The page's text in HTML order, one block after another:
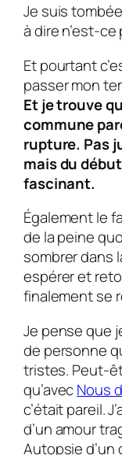
Je suis
à dire n’est-ce
Et pourtant
passer mon
Et je trouve
commune
rupture. Pas
mais du
fascinant.
Également le
de la peine
sombrer dans
espérer et
finalement se
Je pense que
de personne
tristes. Peut-
qu’avecNous
c’était pareil.
d’un amour
Autopsie